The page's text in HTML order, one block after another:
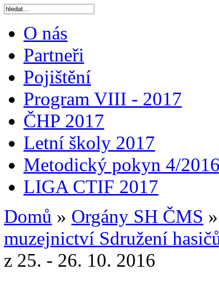
O nás
Partneři
Pojištění
Program VIII - 2017
ČHP 2017
Letní školy 2017
Metodický pokyn 4/
LIGA CTIF 2017
Domů » Orgány SH ČMS »
muzejnictví Sdružení
z 25. - 26. 10. 2016